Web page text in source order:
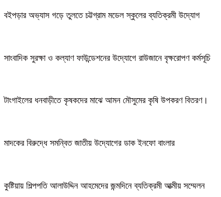
বইপড়ার অভ্যাস গড়ে তুলতে চট্টগ্রাম মডেল স্কুলের ব্যতিক্রমী উদ্যোগ
সাংবাদিক সুরক্ষা ও কল্যাণ ফাউন্ডেশনের উদ্যোগে রাউজানে বৃক্ষরোপণ কর্মসূচি
টাংগাইলের ধনবাড়ীতে কৃষকদের মাঝে আমন মৌসুমের কৃষি উপকরণ বিতরণ।
মাদকের বিরুদ্ধে সমন্বিত জাতীয় উদ্যোগের ডাক ইনফো বাংলার
কুষ্টিয়ায় শিল্পপতি আলাউদ্দিন আহমেদের জন্মদিনে ব্যতিক্রমী আত্মীয় সম্মেলন